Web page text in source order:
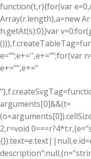
function(t,r){for(var
Array(r.length),a=new
h.getAt(s):0}}var
e="";e+='',e+="";for(var
e+="",e+="
arguments[0]&&(t=
2,r=void